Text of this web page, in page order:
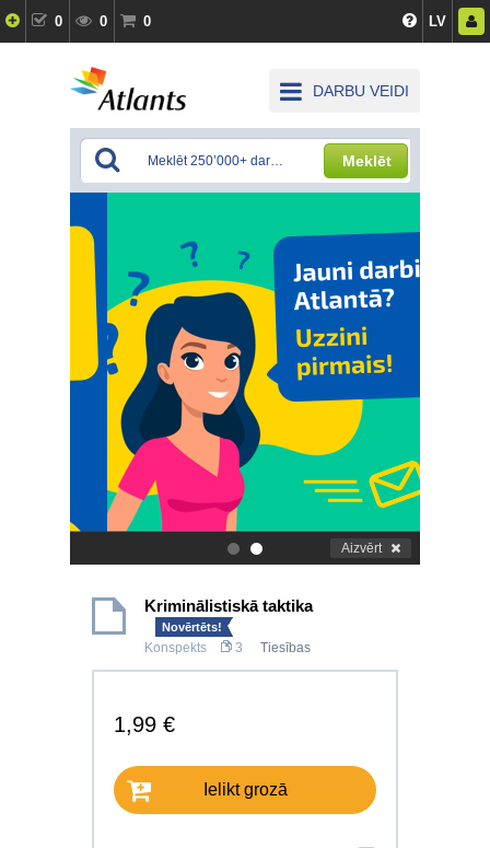
0 0 0 LV
DARBU VEIDI
Meklēt
. Aizvērt
Kriminālistiskā taktika
Novērtēts!
Konspekts 3 Tiesības
1,99 €
Ielikt grozā